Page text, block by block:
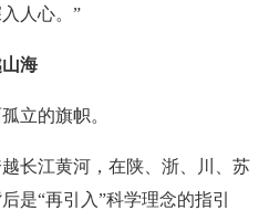
人心。”
海
立的旗帜。
长江黄河，在陕、浙、川、苏
是“再引入”科学理念的指引